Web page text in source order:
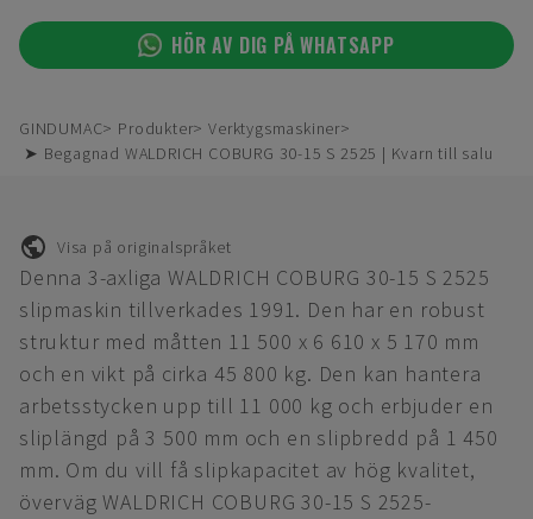
HÖR AV DIG PÅ WHATSAPP
GINDUMAC Produkter
Verktygsmaskiner
➤ Begagnad WALDRICH COBURG 30-15 S 2525 | Kvarn till salu
Visa på originalspråket
Denna 3-axliga WALDRICH COBURG 30-15 S 2525
slipmaskin tillverkades 1991. Den har en robust
struktur med måtten 11 500 x 6 610 x 5 170 mm
och en vikt på cirka 45 800 kg. Den kan hantera
arbetsstycken upp till 11 000 kg och erbjuder en
sliplängd på 3 500 mm och en slipbredd på 1 450
mm. Om du vill få slipkapacitet av hög kvalitet,
överväg WALDRICH COBURG 30-15 S 2525-